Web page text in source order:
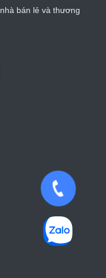
bán lẻ và thương